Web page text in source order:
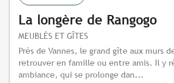
La longère de Rangogo
MEUBLÉS ET GÎTES
Près de Vannes, le grand gîte aux murs
retrouver en famille ou entre amis. Il y
ambiance, qui se prolonge dan...